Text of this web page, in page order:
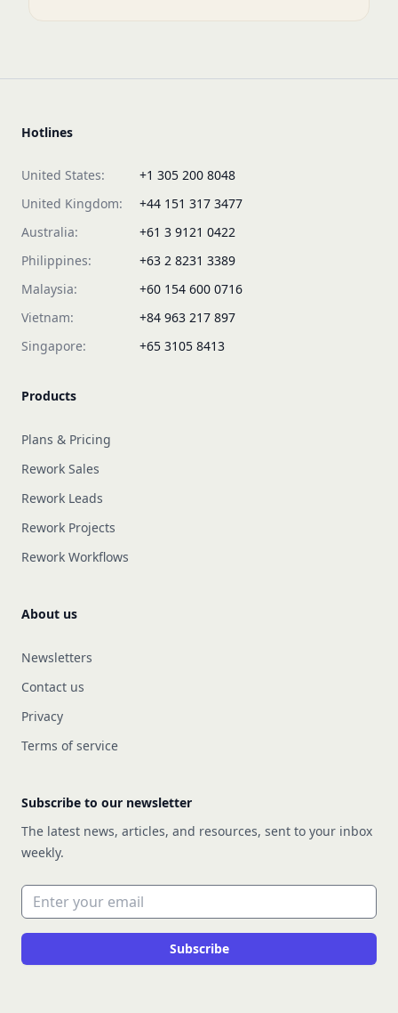
Hotlines
United States:
+1 305 200 8048
United Kingdom:
+44 151 317 3477
Australia:
+61 3 9121 0422
Philippines:
+63 2 8231 3389
Malaysia:
+60 154 600 0716
Vietnam:
+84 963 217 897
Singapore:
+65 3105 8413
Products
Plans & Pricing
Rework Sales
Rework Leads
Rework Projects
Rework Workflows
About us
Newsletters
Contact us
Privacy
Terms of service
Subscribe to our newsletter
The latest news, articles, and resources, sent to your inbox
weekly.
Email address
Subscribe